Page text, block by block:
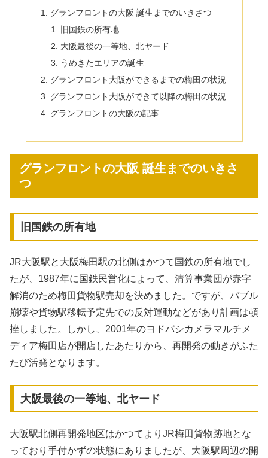
グランフロントの大阪 誕生までのいきさつ
旧国鉄の所有地
大阪最後の一等地、北ヤード
うめきたエリアの誕生
グランフロント大阪ができるまでの梅田の状況
グランフロント大阪ができて以降の梅田の状況
グランフロントの大阪の記事
グランフロントの大阪 誕生までのいきさ
つ
旧国鉄の所有地
JR大阪駅と大阪梅田駅の北側はかつて国鉄の所有地でし
たが、1987年に国鉄民営化によって、清算事業団が赤字
解消のため梅田貨物駅売却を決めました。ですが、バブル
崩壊や貨物駅移転予定先での反対運動などがあり計画は頓
挫しました。しかし、2001年のヨドバシカメラマルチメ
ディア梅田店が開店したあたりから、再開発の動きがふた
たび活発となります。
大阪最後の一等地、北ヤード
大阪駅北側再開発地区はかつてよりJR梅田貨物跡地とな
っており手付かずの状態にありましたが、大阪駅周辺の開